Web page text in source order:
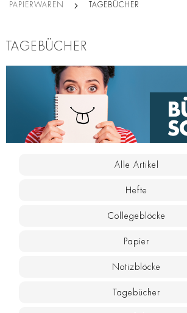
PAPIERWAREN
TAGEBÜCHER
TAGEBÜCHER
Alle Artikel
Hefte
Collegeblöcke
Papier
Notizblöcke
Tagebücher